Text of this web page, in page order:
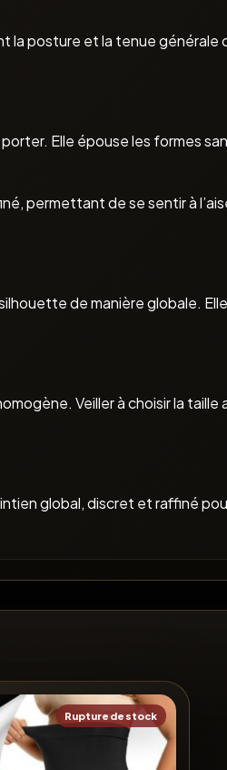
posture et la tenue générale
Elle épouse les formes
permettant de se sentir à
de manière globale.
Veiller à choisir la
global, discret et raffiné
Rupture de stock